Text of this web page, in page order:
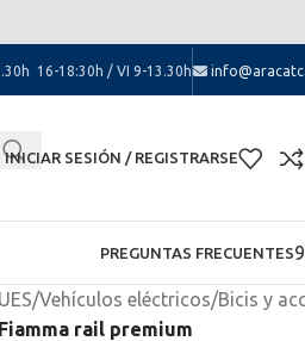
16-18:30h / VI 9-13.30h
INICIAR SESIÓN / REGISTRARSE
PREGUNTAS FRECUENTES
/Vehículos eléctricos/Bicis y
rail premium